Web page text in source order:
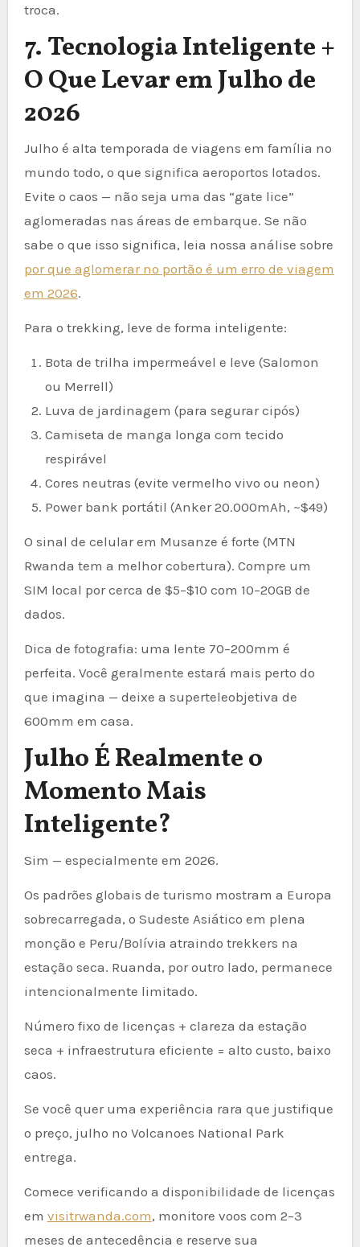
troca.
7. Tecnologia Inteligente +
O Que Levar em Julho de
2026
Julho é alta temporada de viagens em família no
mundo todo, o que significa aeroportos lotados.
Evite o caos — não seja uma das “gate lice”
aglomeradas nas áreas de embarque. Se não
sabe o que isso significa, leia nossa análise sobre
por que aglomerar no portão é um erro de viagem
em 2026.
Para o trekking, leve de forma inteligente:
Bota de trilha impermeável e leve (Salomon
ou Merrell)
Luva de jardinagem (para segurar cipós)
Camiseta de manga longa com tecido
respirável
Cores neutras (evite vermelho vivo ou neon)
Power bank portátil (Anker 20.000mAh, ~$49)
O sinal de celular em Musanze é forte (MTN
Rwanda tem a melhor cobertura). Compre um
SIM local por cerca de $5–$10 com 10–20GB de
dados.
Dica de fotografia: uma lente 70–200mm é
perfeita. Você geralmente estará mais perto do
que imagina — deixe a superteleobjetiva de
600mm em casa.
Julho É Realmente o
Momento Mais
Inteligente?
Sim — especialmente em 2026.
Os padrões globais de turismo mostram a Europa
sobrecarregada, o Sudeste Asiático em plena
monção e Peru/Bolívia atraindo trekkers na
estação seca. Ruanda, por outro lado, permanece
intencionalmente limitado.
Número fixo de licenças + clareza da estação
seca + infraestrutura eficiente = alto custo, baixo
caos.
Se você quer uma experiência rara que justifique
o preço, julho no Volcanoes National Park
entrega.
Comece verificando a disponibilidade de licenças
em visitrwanda.com, monitore voos com 2–3
meses de antecedência e reserve sua